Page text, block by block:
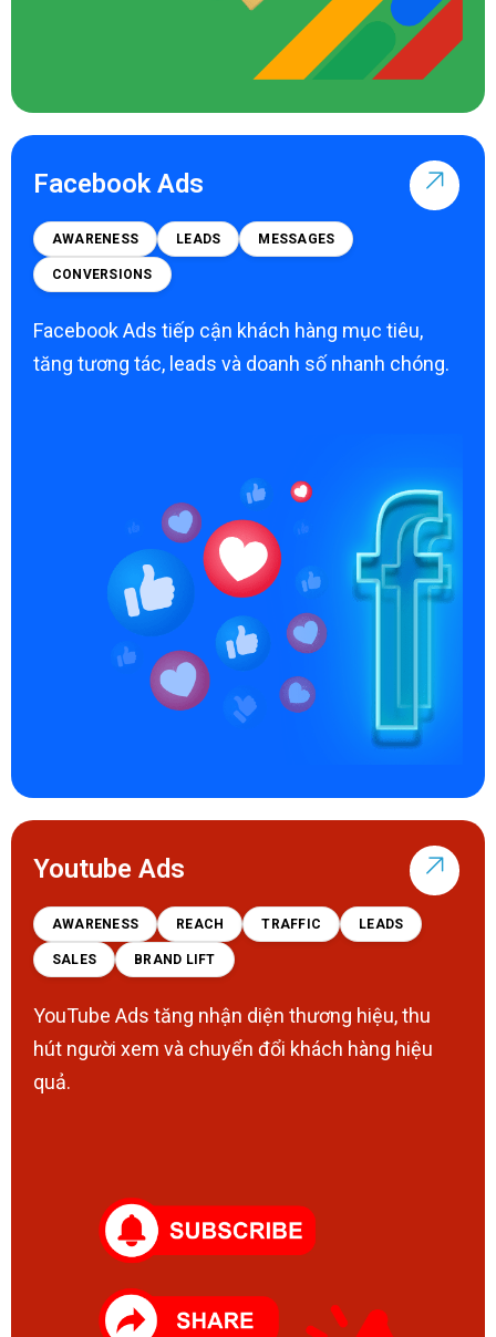
Facebook Ads
AWARENESS LEADS MESSAGES
CONVERSIONS
Facebook Ads tiếp cận khách hàng mục tiêu,
tăng tương tác, leads và doanh số nhanh chóng.
Youtube Ads
AWARENESS REACH TRAFFIC LEADS
SALES BRAND LIFT
YouTube Ads tăng nhận diện thương hiệu, thu
hút người xem và chuyển đổi khách hàng hiệu
quả.